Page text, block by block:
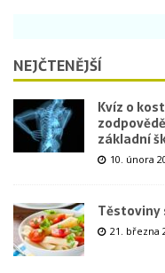
NEJČTENĚJŠÍ
Kvíz o
základní
10. února
Těstoviny
21. března